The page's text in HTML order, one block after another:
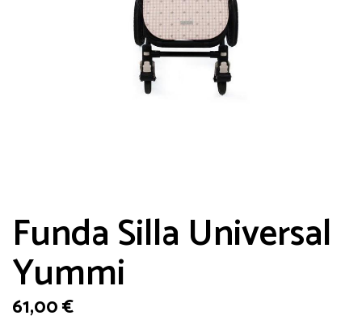
Funda Silla Universal
Yummi
61,00€
Guarda mi nombre, correo electrónico y